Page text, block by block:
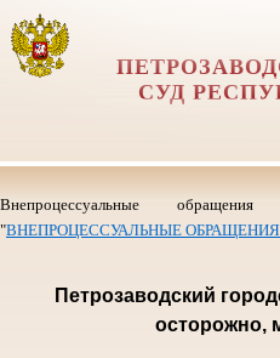
СУД
Внепроцессуальные
"ВНЕПРОЦЕССУАЛЬНЫЕ ОБРАЩЕНИЯ
Петрозаводский
осторожно,